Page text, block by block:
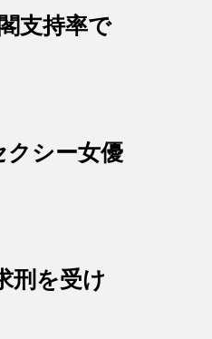
支持率で
クシー女優
刑を受け